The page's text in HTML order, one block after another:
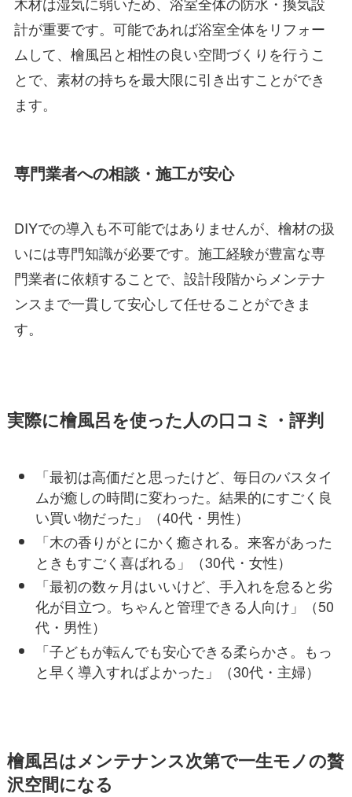
計が重要です。可能であれば浴室全体をリフォー
ムして、檜風呂と相性の良い空間づくりを行うこ
とで、素材の持ちを最大限に引き出すことができ
ます。
専門業者への相談・施工が安心
DIYでの導入も不可能ではありませんが、檜材の扱
いには専門知識が必要です。施工経験が豊富な専
門業者に依頼することで、設計段階からメンテナ
ンスまで一貫して安心して任せることができま
す。
実際に檜風呂を使った人の口コミ・評判
「最初は高価だと思ったけど、毎日のバスタイ
ムが癒しの時間に変わった。結果的にすごく良
い買い物だった」（40代・男性）
「木の香りがとにかく癒される。来客があった
ときもすごく喜ばれる」（30代・女性）
「最初の数ヶ月はいいけど、手入れを怠ると劣
化が目立つ。ちゃんと管理できる人向け」（50
代・男性）
「子どもが転んでも安心できる柔らかさ。もっ
と早く導入すればよかった」（30代・主婦）
檜風呂はメンテナンス次第で一生モノの贅
沢空間になる